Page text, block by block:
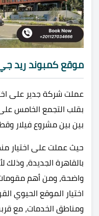
موقع كمبوند ريد
عملت شركة جدير على
بقلب التجمع الخامس
بين بين مشروع فيلار
حيث عملت على اختيار
بالقاهرة الجديدة،
واضحة، ومن أهم مقومات
اختيار الموقع الحيوي
ومناطق الخدمات، مع